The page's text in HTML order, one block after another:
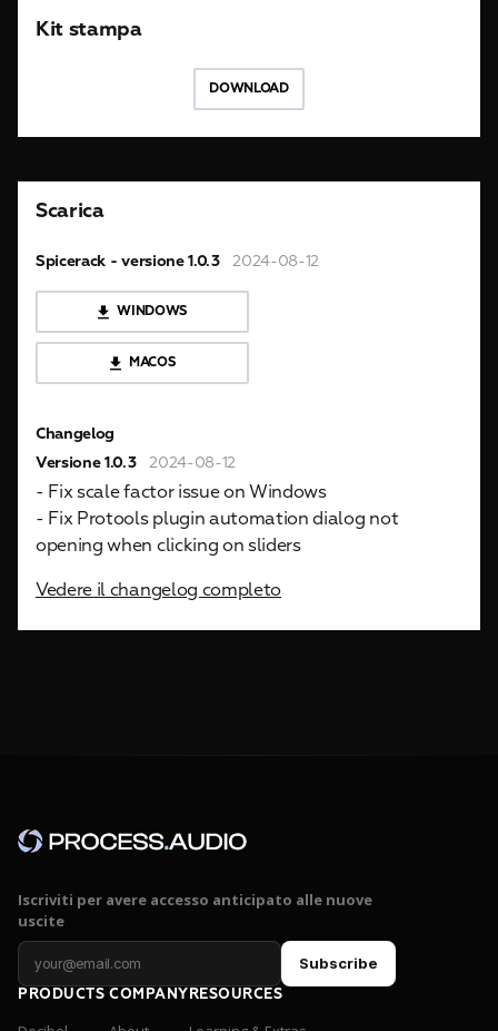
Kit stampa
DOWNLOAD
Scarica
Spicerack - versione 1.0.3 2024-08-12
WINDOWS
MACOS
Changelog
Versione 1.0.3
2024-08-12
- Fix scale factor issue on Windows
- Fix Protools plugin automation dialog not
opening when clicking on sliders
Vedere il changelog completo
Iscriviti per avere accesso anticipato alle nuove
uscite
Subscribe
PRODUCTS COMPANYRESOURCES